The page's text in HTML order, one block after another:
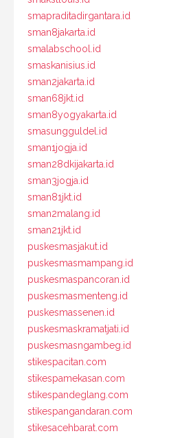
smapraditadirgantara.id
sman8jakarta.id
smalabschool.id
smaskanisius.id
sman2jakarta.id
sman68jkt.id
sman8yogyakarta.id
smasungguldel.id
sman1jogja.id
sman28dkijakarta.id
sman3jogja.id
sman81jkt.id
sman2malang.id
sman21jkt.id
puskesmasjakut.id
puskesmasmampang.id
puskesmaspancoran.id
puskesmasmenteng.id
puskesmassenen.id
puskesmaskramatjati.id
puskesmasngambeg.id
stikespacitan.com
stikespamekasan.com
stikespandeglang.com
stikespangandaran.com
stikesacehbarat.com